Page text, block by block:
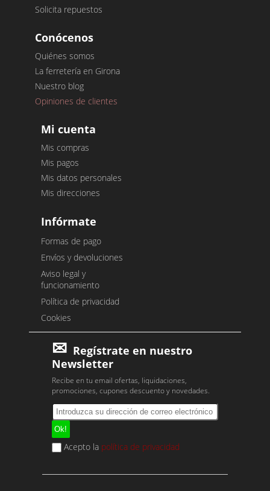
Solicita repuestos
Conócenos
Quiénes somos
La ferretería en Girona
Nuestro blog
Opiniones de clientes
Mi cuenta
Mis compras
Mis pagos
Mis datos personales
Mis direcciones
Infórmate
Formas de pago
Envíos y devoluciones
Aviso legal y
funcionamiento
Política de privacidad
Cookies
Regístrate en nuestro
Newsletter
Recibe en tu email ofertas, liquidaciones,
promociones, cupones descuento y novedades.
Acepto la política de privacidad